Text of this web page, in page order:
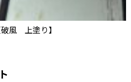
破風 上塗り】